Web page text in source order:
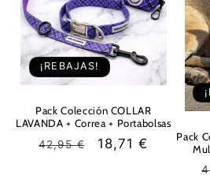
¡REBAJAS!
Pack Colección COLLAR
LAVANDA + Correa + Portabolsas
Precio
42,95 €
Precio
18,71 €
Pack